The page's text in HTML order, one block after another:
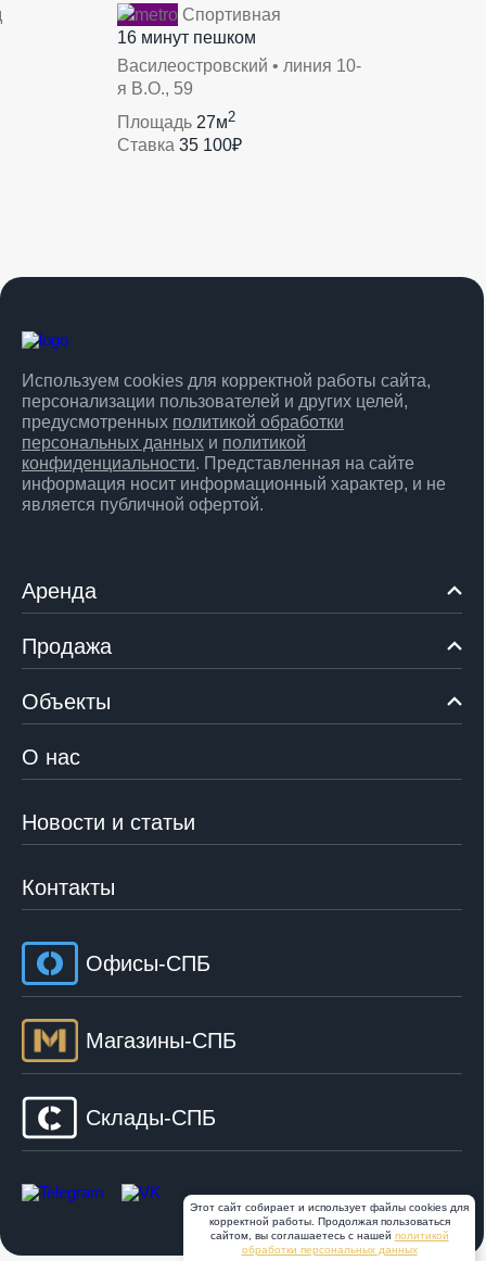
Спортивная
16 минут пешком
Василеостровский • линия 10-
я В.О., 59
Площадь 27м2
Ставка 35 100₽
Используем cookies для корректной работы сайта,
персонализации пользователей и других целей,
предусмотренных политикой обработки
персональных данных и политикой
конфиденциальности. Представленная на сайте
информация носит информационный характер, и не
является публичной офертой.
Аренда
Продажа
Объекты
О нас
Новости и статьи
Контакты
Офисы-СПБ
Магазины-СПБ
Склады-СПБ
Этот сайт собирает и использует файлы cookies для
корректной работы. Продолжая пользоваться
сайтом, вы соглашаетесь с нашей политикой
обработки персональных данных